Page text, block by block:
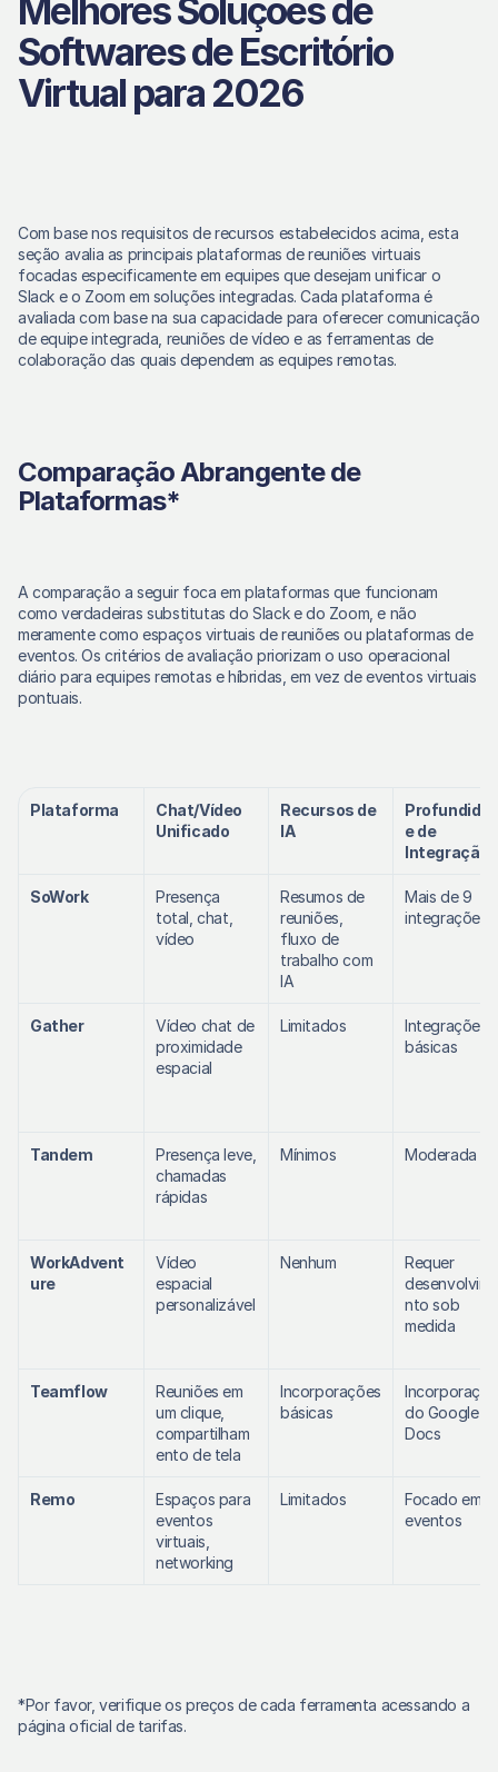
Melhores Soluções de
Softwares de Escritório
Virtual para 2026
Com base nos requisitos de recursos estabelecidos acima, esta
seção avalia as principais plataformas de reuniões virtuais
focadas especificamente em equipes que desejam unificar o
Slack e o Zoom em soluções integradas. Cada plataforma é
avaliada com base na sua capacidade para oferecer comunicação
de equipe integrada, reuniões de vídeo e as ferramentas de
colaboração das quais dependem as equipes remotas.
Comparação Abrangente de
Plataformas*
A comparação a seguir foca em plataformas que funcionam
como verdadeiras substitutas do Slack e do Zoom, e não
meramente como espaços virtuais de reuniões ou plataformas de
eventos. Os critérios de avaliação priorizam o uso operacional
diário para equipes remotas e híbridas, em vez de eventos virtuais
pontuais.
Plataforma
Chat/Vídeo
Unificado
Recursos de
IA
e de
Integração
SoWork
Presença
total, chat,
vídeo
Resumos de
reuniões,
fluxo de
trabalho com
IA
Mais de 9
integrações
Gather
Vídeo chat de
proximidade
espacial
Limitados
Integrações
básicas
Tandem
Presença leve,
chamadas
rápidas
Mínimos Moderada
WorkAdvent
ure
Vídeo
espacial
personalizável
Nenhum
Requer
nto sob
medida
Teamflow
Reuniões em
um clique,
compartilham
ento de tela
Incorporações
básicas
do Google
Docs
Remo
Espaços para
eventos
virtuais,
networking
Limitados
Focado em
eventos
*Por favor, verifique os preços de cada ferramenta acessando a
página oficial de tarifas.